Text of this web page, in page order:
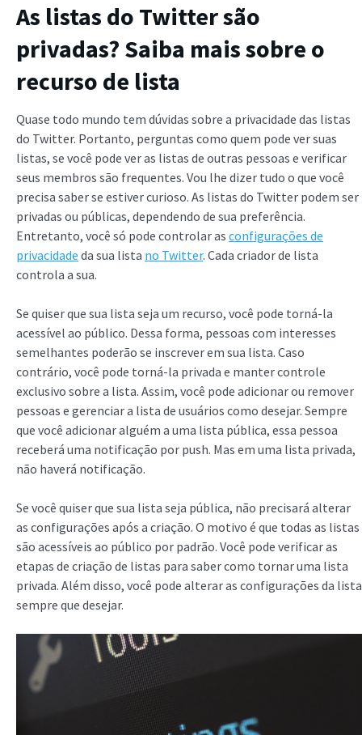
As listas do Twitter são
privadas? Saiba mais sobre o
recurso de lista
Quase todo mundo tem dúvidas sobre a privacidade das listas
do Twitter. Portanto, perguntas como quem pode ver suas
listas, se você pode ver as listas de outras pessoas e verificar
seus membros são frequentes. Vou lhe dizer tudo o que você
precisa saber se estiver curioso. As listas do Twitter podem ser
privadas ou públicas, dependendo de sua preferência.
Entretanto, você só pode controlar as configurações de
privacidade da sua lista no Twitter. Cada criador de lista
controla a sua.
Se quiser que sua lista seja um recurso, você pode torná-la
acessível ao público. Dessa forma, pessoas com interesses
semelhantes poderão se inscrever em sua lista. Caso
contrário, você pode torná-la privada e manter controle
exclusivo sobre a lista. Assim, você pode adicionar ou remover
pessoas e gerenciar a lista de usuários como desejar. Sempre
que você adicionar alguém a uma lista pública, essa pessoa
receberá uma notificação por push. Mas em uma lista privada,
não haverá notificação.
Se você quiser que sua lista seja pública, não precisará alterar
as configurações após a criação. O motivo é que todas as listas
são acessíveis ao público por padrão. Você pode verificar as
etapas de criação de listas para saber como tornar uma lista
privada. Além disso, você pode alterar as configurações da lista
sempre que desejar.